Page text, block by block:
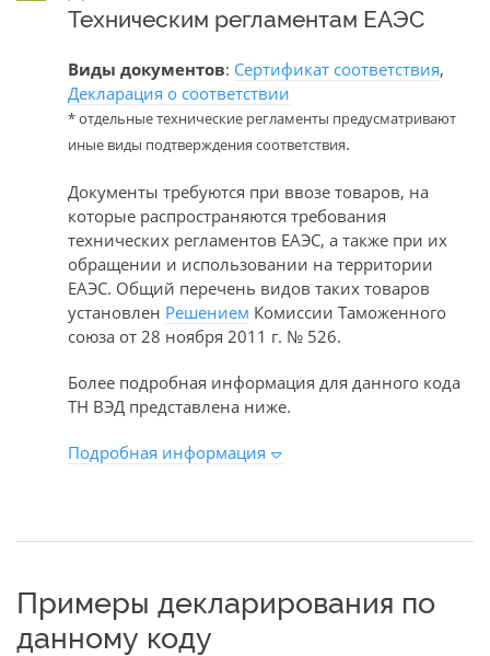
Техническим регламентам ЕАЭС
Виды документов: Сертификат соответствия,
Декларация о соответствии
* отдельные технические регламенты предусматривают
иные виды подтверждения соответствия.
Документы требуются при ввозе товаров, на
которые распространяются требования
технических регламентов ЕАЭС, а также при их
обращении и использовании на территории
ЕАЭС. Общий перечень видов таких товаров
установлен Решением Комиссии Таможенного
союза от 28 ноября 2011 г. № 526.
Более подробная информация для данного кода
ТН ВЭД представлена ниже.
Подробная информация
Примеры декларирования по
данному коду